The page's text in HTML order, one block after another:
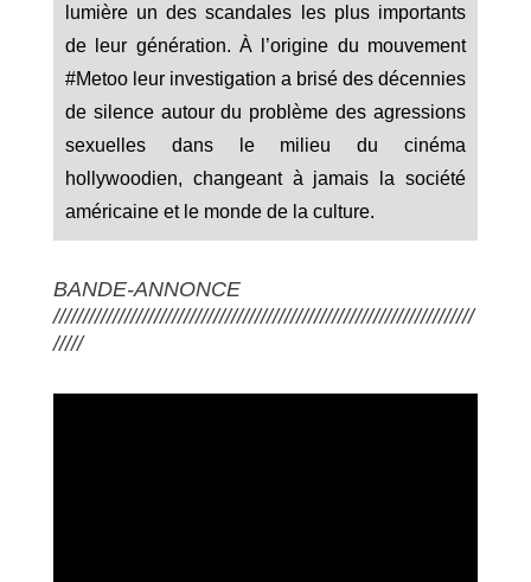
lumière un des scandales les plus importants
de leur génération. À l’origine du mouvement
#Metoo leur investigation a brisé des décennies
de silence autour du problème des agressions
sexuelles dans le milieu du cinéma
hollywoodien, changeant à jamais la société
américaine et le monde de la culture.
BANDE-ANNONCE
///////////////////////////////////////////////////////////////////////
/////